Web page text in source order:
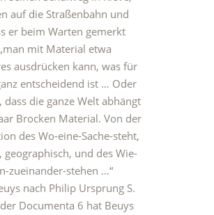
auf die Straßenbahn und
er beim Warten gemerkt
mit Material etwa
ausdrücken kann, was für
entscheidend ist … Oder
dass die ganze Welt abhängt
Brocken Material. Von der
des Wo-eine-Sache-steht,
geographisch, und des Wie-
zueinander-stehen …“
nach Philip Ursprung S.
Documenta 6 hat Beuys